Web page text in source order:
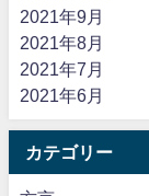
2021年9月
2021年8月
2021年7月
2021年6月
カテゴリー